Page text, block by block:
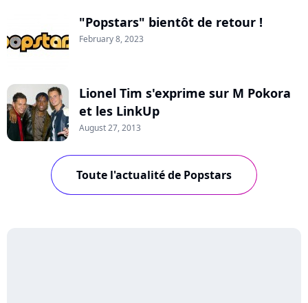
"Popstars" bientôt de retour !
February 8, 2023
Lionel Tim s'exprime sur M Pokora
et les LinkUp
August 27, 2013
Toute l'actualité de Popstars